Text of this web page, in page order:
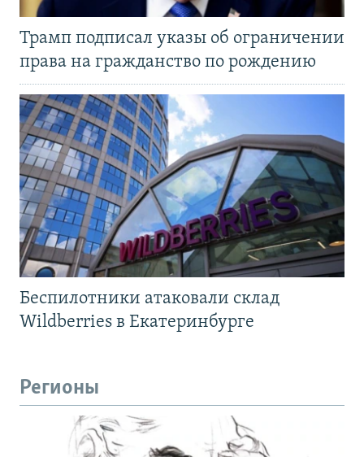
Трамп подписал указы об ограничении
права на гражданство по рождению
Беспилотники атаковали склад
Wildberries в Екатеринбурге
Регионы